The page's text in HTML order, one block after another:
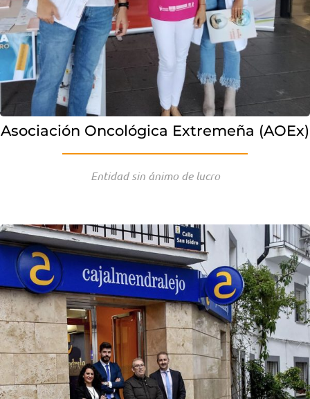
Asociación Oncológica Extremeña (AOEx)
Entidad sin ánimo de lucro